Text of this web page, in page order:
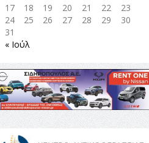
17
18 19 20 21 22
23
24
25 26 27 28 29
30
31
« Ιούλ